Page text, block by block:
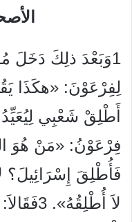
1وَبَعْدَ ذلِكَ دَخَلَ
لِفِرْعَوْنَ: «هكَذَا
فِرْعَوْنُ: «مَنْ هُوَ
فَأُطْلِقَ إِسْرَائِيلَ؟
لاَ